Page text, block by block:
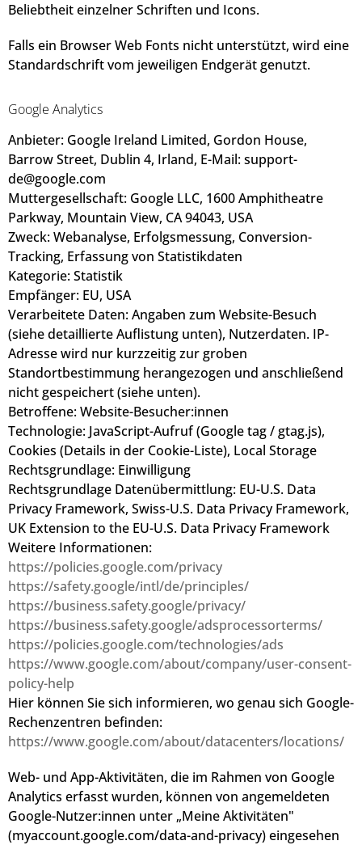
Beliebtheit einzelner Schriften und Icons.
Falls ein Browser Web Fonts nicht unterstützt, wird eine
Standardschrift vom jeweiligen Endgerät genutzt.
Google Analytics
Anbieter: Google Ireland Limited, Gordon House,
Barrow Street, Dublin 4, Irland, E-Mail: support-
de@google.com
Muttergesellschaft: Google LLC, 1600 Amphitheatre
Parkway, Mountain View, CA 94043, USA
Zweck: Webanalyse, Erfolgsmessung, Conversion-
Tracking, Erfassung von Statistikdaten
Kategorie: Statistik
Empfänger: EU, USA
Verarbeitete Daten: Angaben zum Website-Besuch
(siehe detaillierte Auflistung unten), Nutzerdaten. IP-
Adresse wird nur kurzzeitig zur groben
Standortbestimmung herangezogen und anschließend
nicht gespeichert (siehe unten).
Betroffene: Website-Besucher:innen
Technologie: JavaScript-Aufruf (Google tag / gtag.js),
Cookies (Details in der Cookie-Liste), Local Storage
Rechtsgrundlage: Einwilligung
Rechtsgrundlage Datenübermittlung: EU-U.S. Data
Privacy Framework, Swiss-U.S. Data Privacy Framework,
UK Extension to the EU-U.S. Data Privacy Framework
Weitere Informationen:
https://policies.google.com/privacy
https://safety.google/intl/de/principles/
https://business.safety.google/privacy/
https://business.safety.google/adsprocessorterms/
https://policies.google.com/technologies/ads
https://www.google.com/about/company/user-consent-
policy-help
Hier können Sie sich informieren, wo genau sich Google-
Rechenzentren befinden:
https://www.google.com/about/datacenters/locations/
Web- und App-Aktivitäten, die im Rahmen von Google
Analytics erfasst wurden, können von angemeldeten
Google-Nutzer:innen unter „Meine Aktivitäten"
(myaccount.google.com/data-and-privacy) eingesehen